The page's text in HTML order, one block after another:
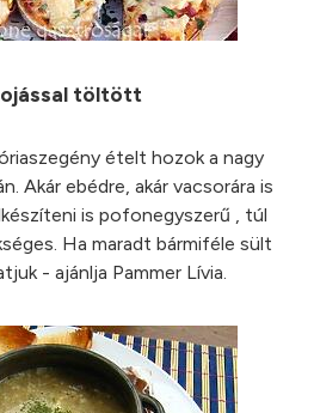
töltött
ételt hozok a nagy
Akár ebédre, akár vacsorára is
is pofonegyszerű , túl
Ha maradt bármiféle sült
- ajánlja Pammer Lívia.